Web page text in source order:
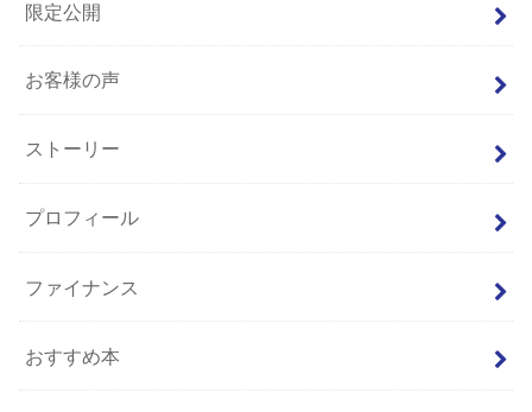
限定公開
お客様の声
ストーリー
プロフィール
ファイナンス
おすすめ本